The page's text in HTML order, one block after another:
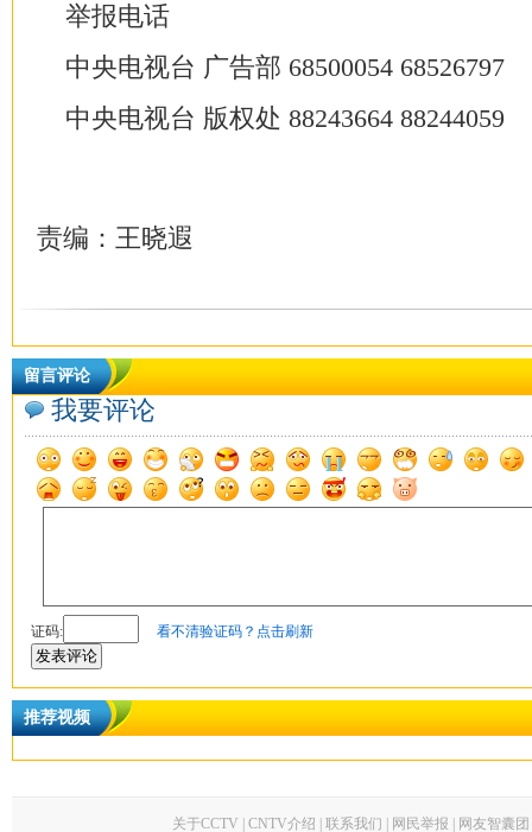
举报电话
中央电视台 广告部 68500054 68526797
中央电视台 版权处 88243664 88244059
责编：王晓遐
留言评论
我要评论
证码: 看不清验证码？点击刷新
推荐视频
关于CCTV | CNTV介绍 | 联系我们 | 网民举报 | 网友智囊团